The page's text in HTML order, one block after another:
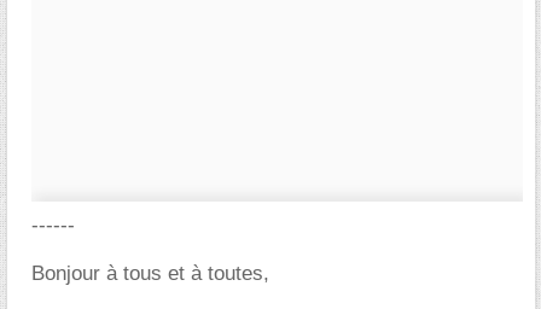
------
Bonjour à tous et à toutes,